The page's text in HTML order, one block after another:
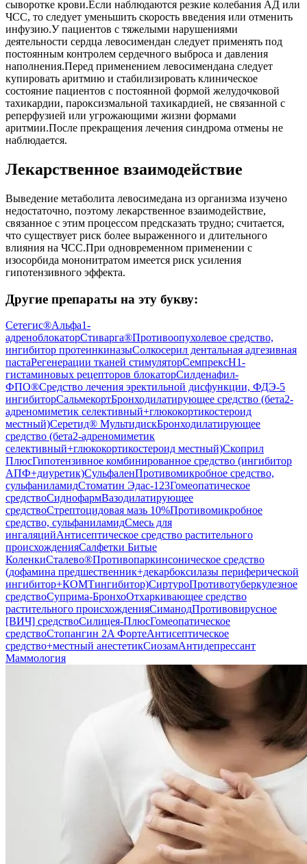
сыворотке крови.Если наблюдаются резкие колебания АД или
ЧСС, то следует уменьшить скорость введения или отменить
инфузию.У пациентов с тяжелыми нарушениями
деятельности сердца левосимендан следует применять под
постоянным контролем сердечного выброса и давления
наполнения.Перед применением левосимендана следует
купировать аритмию и стабилизировать клиническое
состояние пациентов с постоянной формой желудочковой
тахикардии, пароксизмальной тахикардией, не связанной с
реперфузией или угрожающими жизни формами
аритмии.После прекращения лечения синдрома отмены не
наблюдается.
Лекарственное взаимодействие
Выведение метаболита левосимедана из организма изучено
недостаточно, поэтому лекарственное взаимодействие,
связанное с этим процессом предсказать трудно; считается,
что существует риск более выраженного и длительного
влияния на ЧСС.При одновременном применении с
изосорбида мононитратом имеется риск усиления
гипотензивного эффекта.
Другие препараты на эту букву:
Сетегис®Альфа1-
адреноблокаторСтиварга®Противоопухолевое средство,
ингибитор протеинкиназыСолкосерил дентальная адгезивная
пастаРегенерации тканей стимуляторСемпрексH1-
гистаминовых рецепторов блокаторСилденафил-
ФПО®Средство лечения эректильной дисфункции, ФДЭ-5
ингибиторСальмекортБронходилатирующее средство (бета2-
адреномиметик селективный+глюкокортикостероид
местный)Серетид® МультидискБронходилатирующее
средство (бета2-адреномиметик
селективный+глюкокортикостероид местный)Скоприл
ПлюсГипотензивное комбинированное средство (ингибитор
АПФ+диуретик)СульфаленПротивомикробное средство,
сульфаниламидСтоматин Эдас-123Гомеопатическое
средствоСиднофармВазодилатирующее
средствоСтрептоцидовая мазь 10%Противомикробное
средство, сульфаниламидСмесь для
ингаляцийАнтисептическое средство растительного
происхожденияСалфетки Битые
КоленкиСталево®Противопаркинсоническое средство
(дофамина предшественник+декарбоксилазы периферической
ингибитор+КОМТингибитор)СиртуроПротивотуберкулезное
средствоСуприма-БронхоОтхаркивающее средство
растительного происхожденияСиманодПротивовирусное
[ВИЧ] средствоСилицея-ПлюсГомеопатическое
средствоСтопангин 2A ФортеАнтисептическое
средство+местный анестетикСиозамАнтидепрессант
Маммология